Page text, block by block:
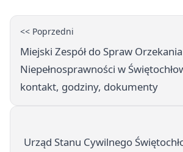
<< Poprzedni
Miejski Zespół do Spraw
Niepełnosprawności w
kontakt, godziny, dokumenty
Urząd Stanu Cywilnego